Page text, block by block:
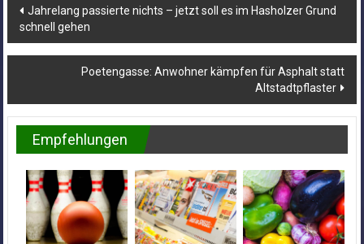
Beitragsnavigation
Jahrelang passierte nichts – jetzt soll es im Hasholzer Grund
schnell gehen
Poetengasse: Anwohner kämpfen für Asphalt statt
Altstadtpflaster
Empfehlungen